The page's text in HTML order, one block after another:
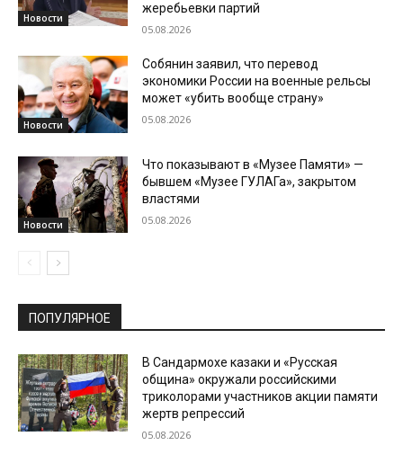
Новости
жеребьевки партий
05.08.2026
Новости
Собянин заявил, что перевод
экономики России на военные рельсы
может «убить вообще страну»
05.08.2026
Новости
Что показывают в «Музее Памяти» —
бывшем «Музее ГУЛАГа», закрытом
властями
05.08.2026
ПОПУЛЯРНОЕ
В Сандармохе казаки и «Русская
община» окружали российскими
триколорами участников акции памяти
жертв репрессий
05.08.2026